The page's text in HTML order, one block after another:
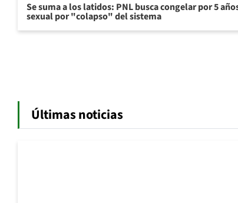
Se suma a los latidos: PNL busca congelar por 5
sexual por "colapso" del sistema
Últimas noticias